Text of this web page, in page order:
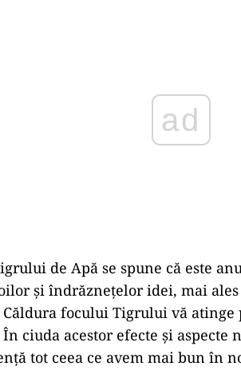
de Apă se spune că este
și îndrăznețelor idei, mai ales
Căldura focului Tigrului vă
ciuda acestor efecte și aspecte
tot ceea ce avem mai bun în